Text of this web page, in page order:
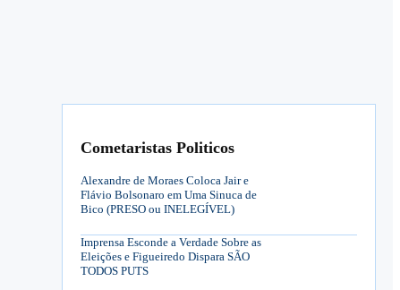
Cometaristas Politicos
Alexandre de Moraes Coloca Jair e
Flávio Bolsonaro em Uma Sinuca de
Bico (PRESO ou INELEGÍVEL)
Imprensa Esconde a Verdade Sobre as
Eleições e Figueiredo Dispara SÃO
TODOS PUTS